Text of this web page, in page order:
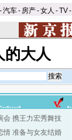
-汽车- 房产-女人 -TV-
的大人
会 携王力宏秀舞技
情 准备与女友结婚